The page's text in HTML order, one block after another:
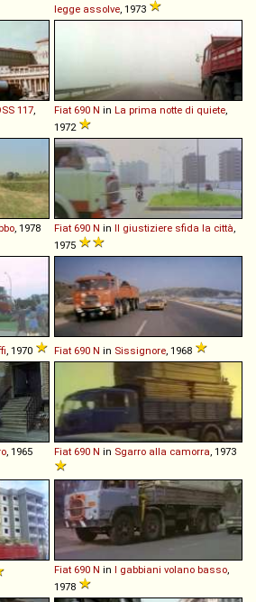
legge assolve, 1973
117,
Fiat 690 N in La prima notte di quiete,
1972
, 1978 Fiat 690 N in Il giustiziere sfida la città,
1975
, 1970 Fiat 690 N in Sissignore, 1968
, 1965 Fiat 690 N in Sgarro alla camorra, 1973
Fiat 690 N in I gabbiani volano basso,
1978